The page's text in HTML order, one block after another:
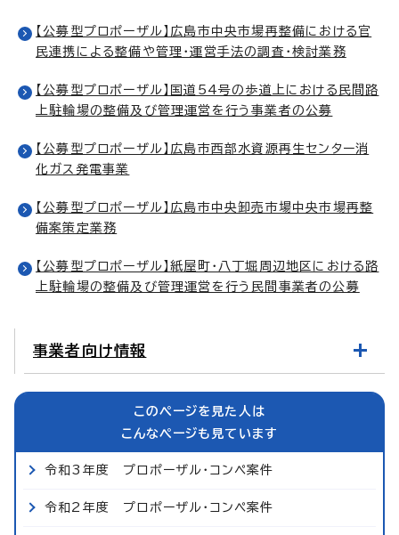
【公募型プロポーザル】広島市中央市場再整備における官
民連携による整備や管理・運営手法の調査・検討業務
【公募型プロポーザル】国道54号の歩道上における民間路
上駐輪場の整備及び管理運営を行う事業者の公募
【公募型プロポーザル】広島市西部水資源再生センター消
化ガス発電事業
【公募型プロポーザル】広島市中央卸売市場中央市場再整
備案策定業務
【公募型プロポーザル】紙屋町・八丁堀周辺地区における路
上駐輪場の整備及び管理運営を行う民間事業者の公募
事業者向け情報
このページを見た人は
こんなページも見ています
令和3年度 プロポーザル・コンペ案件
令和2年度 プロポーザル・コンペ案件